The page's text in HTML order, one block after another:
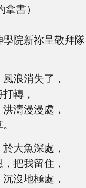
拿書）
院新祢呈敬拜隊
浪消失了，
轉，
濤漫漫處，
大魚深處，
把我留住，
沒地極處，